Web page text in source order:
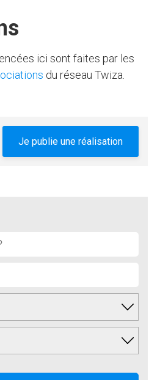
ici sont faites par les
du réseau Twiza.
Je publie une réalisation